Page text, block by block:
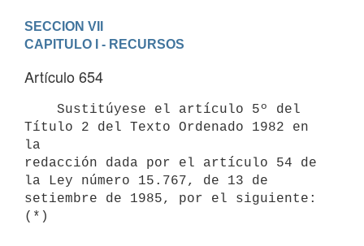
SECCION VII
CAPITULO I - RECURSOS
Artículo 654
Título 2 del Texto Ordenado 1982 en
la
redacción dada por el artículo 54 de
la Ley número 15.767, de 13 de
setiembre de 1985, por el siguiente:
(*)